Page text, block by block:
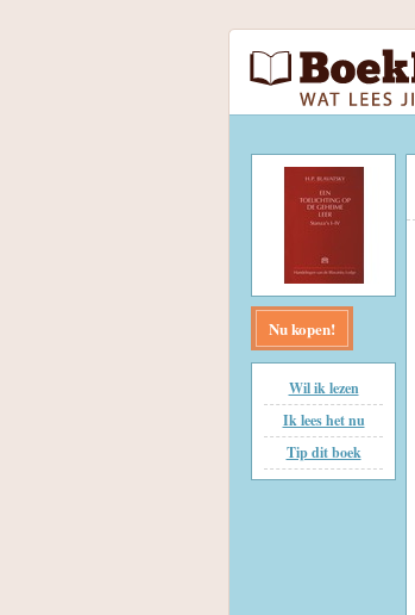
Nu kopen!
Wil ik lezen
Ik lees het nu
Tip dit boek